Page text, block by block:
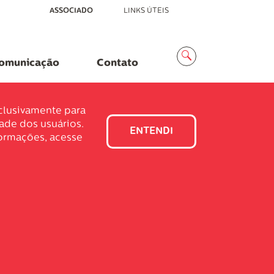
MenuASSOCIADO LINKS ÚTEIS
Contato
Busca
para
dos usuários.
acesse
ENTENDI